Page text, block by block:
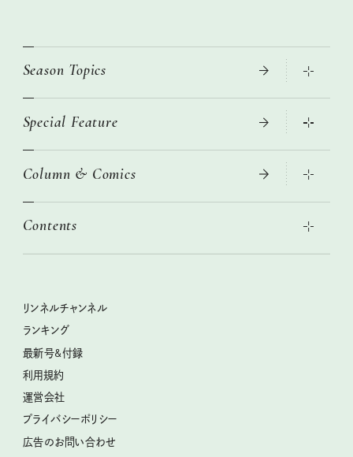
Season Topics
大人のリュック探し 2026SS
この春ほしい大人のスニーカー 2026春夏
本当に使える「旅道具」
母の日に贈りたい、お花モチーフのアイテム
Special Feature
2026年春夏 トレンドファッションニュース
女子旅おすすめスポット 暮らすように心地いいリンネル旅ガイ
リンネル 暮らしの道具大賞
ナチュラルメイクレッスン
喜ばれる贈り物手帖
Column & Comics
ぐれいさん
空想喫茶トラノコクさんのあの店この店、喫茶訪問日記
圷みほさんのゆるっと週末キャンプ通信
豆柴・まもるくんの旅日記
柳沢小実さんのお散歩するようなゆるり旅
valoさんのかわいいもの探し
Contents
リンネル暮らし部
リンネルチャンネル
おぱんつ君のわくわく楽しい一週間占い
毎日が心地よくなるリンネルタロット
リンネルチャンネル
ランキング
最新号&付録
利用規約
運営会社
プライバシーポリシー
広告のお問い合わせ